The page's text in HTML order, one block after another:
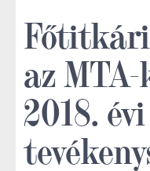
az
2018. évi